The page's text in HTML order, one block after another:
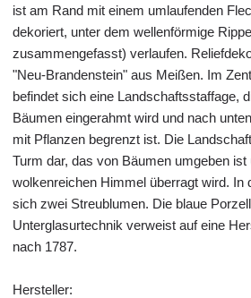
ist am Rand mit einem umlaufenden
dekoriert, unter dem wellenförmige
zusammengefasst) verlaufen.
"Neu-Brandenstein" aus Meißen. Im
befindet sich eine Landschaftsstaffage,
Bäumen eingerahmt wird und nach
mit Pflanzen begrenzt ist. Die
Turm dar, das von Bäumen umgeben ist
wolkenreichen Himmel überragt wird. In
sich zwei Streublumen. Die blaue
Unterglasurtechnik verweist auf eine
nach 1787.
Hersteller: